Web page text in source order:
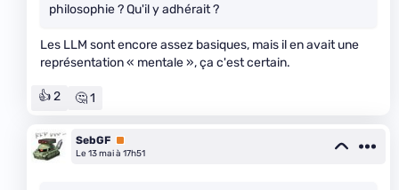
philosophie ? Qu'il y adhérait ?
Les LLM sont encore assez basiques, mais il en avait une
représentation « mentale », ça c'est certain.
👍 2 🤔 1
SebGF Premium
Le 13 mai à 17h51